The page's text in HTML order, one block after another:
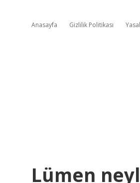
Anasayfa Gizlilik Politikası
Lümen